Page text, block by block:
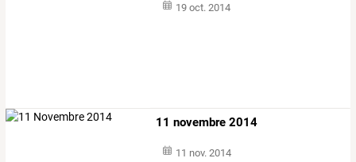
19 oct. 2014
11 novembre 2014
11 nov. 2014